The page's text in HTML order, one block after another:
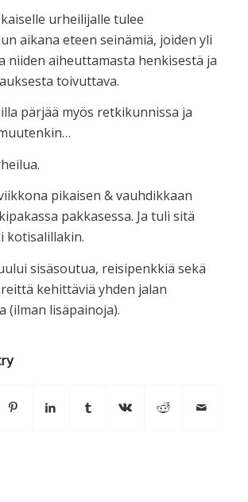
urheilijalle tulee
aikana eteen seinämiä, joiden yli
niiden aiheuttamasta henkisestä ja
toivuttava.
pärjää myös retkikunnissa ja
pikaisen & vauhdikkaan
pakkasessa. Ja tuli sitä
kotisalillakin.
sisäsoutua, reisipenkkiä sekä
kehittäviä yhden jalan
(ilman lisäpainoja).